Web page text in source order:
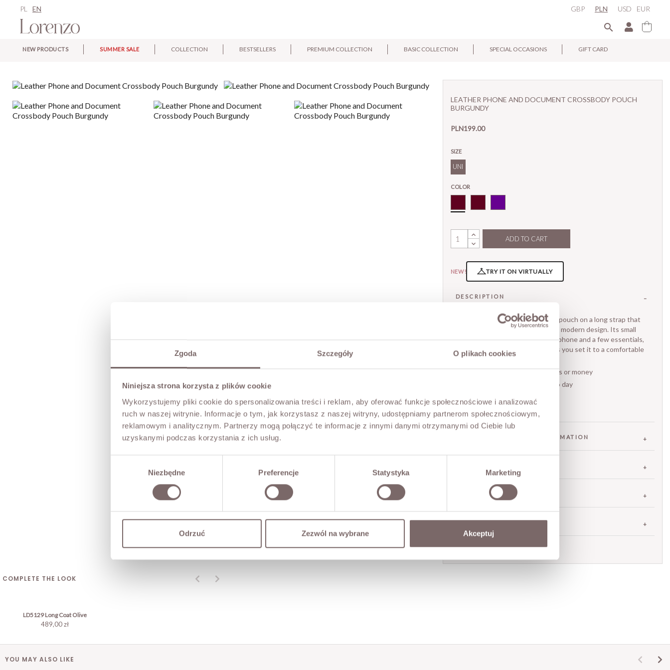
Zgoda Szczegóły O plikach cookies
Niniejsza strona korzysta z plików cookie
Wykorzystujemy pliki cookie do spersonalizowania treści i reklam, aby oferować funkcje społecznościowe i analizować
ruch w naszej witrynie. Informacje o tym, jak korzystasz z naszej witryny, udostępniamy partnerom społecznościowym,
reklamowym i analitycznym. Partnerzy mogą połączyć te informacje z innymi danymi otrzymanymi od Ciebie lub
uzyskanymi podczas korzystania z ich usług.
Niezbędne Preferencje Statystyka Marketing
Odrzuć Zezwól na wybrane Akceptuj
PL EN EUR
GBP PLN USD

NEW PRODUCTS SUMMER SALE COLLECTION BESTSELLERS PREMIUM COLLECTION BASIC COLLECTION SPECIAL OCCASIONS GIFT CARD
LEATHER PHONE AND DOCUMENT CROSSBODY POUCH
BURGUNDY
PLN199.00
SIZE
UNI
COLOR
ADD TO CART
NEW! TRY IT ON VIRTUALLY
DESCRIPTION
A minimalist, compact leather pouch on a long strap that
pairs everyday function with a modern design. Its small
format makes it ideal for your phone and a few essentials,
while the adjustable strap lets you set it to a comfortable
length.
• room for a phone, documents or money
• light and easy to wear day to day
• dimensions 20 x 11 x 4.5 cm
FABRIC / ADDITIONAL INFORMATION
SHIPPING
Ask about product
COMPLETE THE LOOK
LD5129 Long Coat Olive
489,00 zł
YOU MAY ALSO LIKE
×
E-mail: